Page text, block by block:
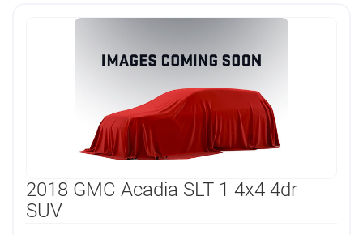
2018 GMC Acadia SLT 1 4x4 4dr
SUV